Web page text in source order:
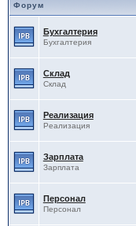
Форум
Бухгалтерия
Бухгалтерия
Склад
Склад
Реализация
Реализация
Зарплата
Зарплата
Персонал
Персонал